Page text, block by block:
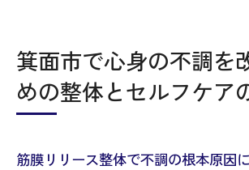
箕面市で受けられるリラクゼ
果
箕面市で心身の不調を
めの整体とセルフケア
筋膜リリース整体で不調の根本原因